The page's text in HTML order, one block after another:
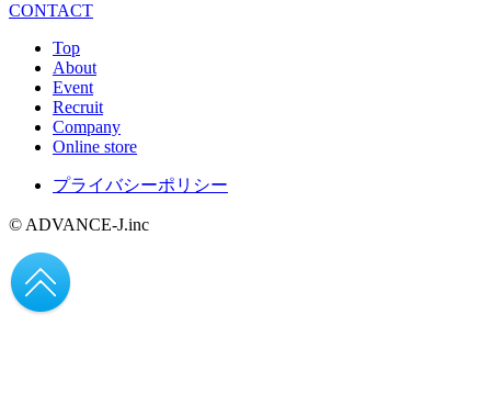
CONTACT
Top
About
Event
Recruit
Company
Online store
プライバシーポリシー
© ADVANCE-J.inc